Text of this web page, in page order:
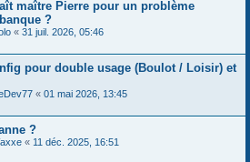
maître Pierre pour un problème
?
« 31 juil. 2026, 05:46
pour double usage (Boulot / Loisir) et
« 01 mai 2026, 13:45
?
« 11 déc. 2025, 16:51